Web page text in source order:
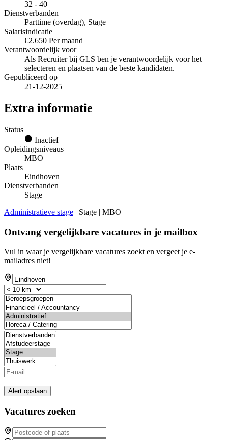
32 - 40
Dienstverbanden
Parttime (overdag), Stage
Salarisindicatie
€2.650 Per maand
Verantwoordelijk voor
Als Recruiter bij GLS ben je verantwoordelijk voor het
selecteren en plaatsen van de beste kandidaten.
Gepubliceerd op
21-12-2025
Extra informatie
Status
Inactief
Opleidingsniveaus
MBO
Plaats
Eindhoven
Dienstverbanden
Stage
Administratieve stage | Stage | MBO
Ontvang vergelijkbare vacatures in je mailbox
Vul in waar je vergelijkbare vacatures zoekt en vergeet je e-
mailadres niet!
Alert opslaan
Vacatures zoeken